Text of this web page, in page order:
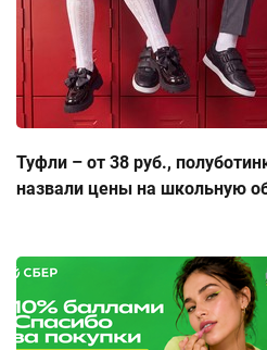
Туфли – от 38 руб.,
назвали цены на школьную